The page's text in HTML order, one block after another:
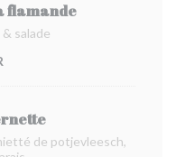
flamande
salade
de potjevleesch,